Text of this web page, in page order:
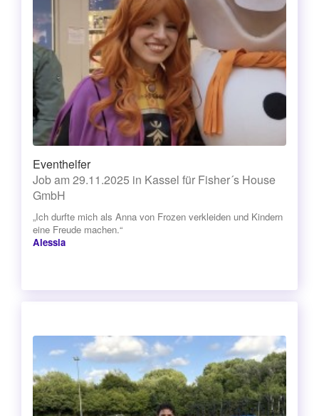
Eventhelfer
Job am 29.11.2025 in Kassel für Fisher´s House
GmbH
„Ich durfte mich als Anna von Frozen verkleiden und Kindern
eine Freude machen.“
Alessia